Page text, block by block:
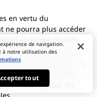
en vertu du
ne pourra plus accéder
seront résiliés.
retour ou
a annulé les Services
ce remboursement,
est exigé par les
de navigation.
à notre utilisation des
tout